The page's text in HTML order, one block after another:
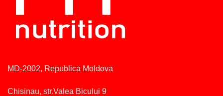
MD-2002, Republica Moldova
Chisinau, str.Valea Bicului 9